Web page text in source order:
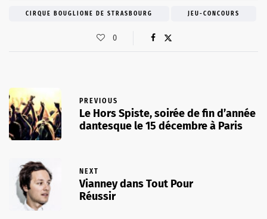
CIRQUE BOUGLIONE DE STRASBOURG JEU-CONCOURS
0
PREVIOUS
Le Hors Spiste, soirée de fin d’année
dantesque le 15 décembre à Paris
NEXT
Vianney dans Tout Pour
Réussir